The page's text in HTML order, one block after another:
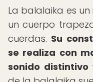
La balalaika es
un cuerpo
cuerdas. Su
se realiza con
sonido distintivo